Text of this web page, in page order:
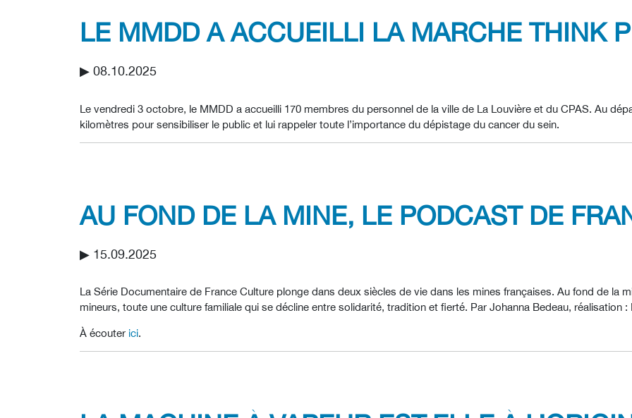
LE MMDD A ACCUEILLI LA MARCHE THINK
▶︎ 08.10.2025
Le vendredi 3 octobre, le MMDD a accueilli 170 membres du personnel de la ville de La Louvière et du CPAS. Au
kilomètres pour sensibiliser le public et lui rappeler toute l’importance du dépistage du cancer du sein.
AU FOND DE LA MINE, LE PODCAST DE
▶︎ 15.09.2025
La Série Documentaire de France Culture plonge dans deux siècles de vie dans les mines françaises. Au fond de la
mineurs, toute une culture familiale qui se décline entre solidarité, tradition et fierté. Par Johanna Bedeau, réalisation :
À écouter ici.